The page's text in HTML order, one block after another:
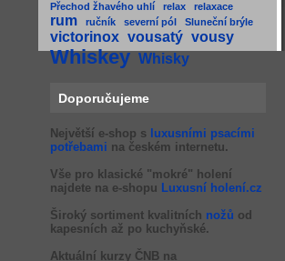
Přechod žhavého uhlí relax relaxace
rum ručník severní pól Sluneční brýle
victorinox vousatý vousy
Whiskey Whisky
Doporučujeme
Největší e-shop s
luxusními psacími
potřebami na českém internetu.
Vše pro klasické "mokré" holení
najdete na e-shopu Luxusní holení.cz
Široký sortiment kvalitních nožů od
kapesních až po kuchyňské.
Aktuální kurzy ČNB na